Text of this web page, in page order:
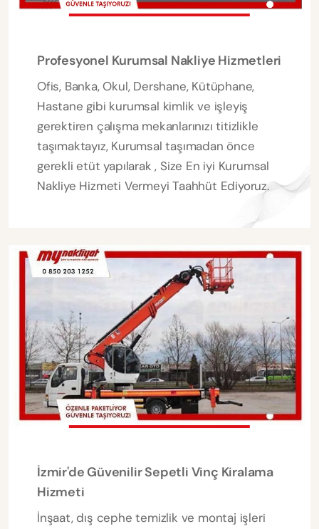
Profesyonel Kurumsal Nakliye Hizmetleri
Ofis, Banka, Okul, Dershane, Kütüphane,
Hastane gibi kurumsal kimlik ve işleyiş
gerektiren çalışma mekanlarınızı titizlikle
taşımaktayız, Kurumsal taşımadan önce
gerekli etüt yapılarak , Size En iyi Kurumsal
Nakliye Hizmeti Vermeyi Taahhüt Ediyoruz.
İzmir'de Güvenilir Sepetli Vinç Kiralama
Hizmeti
İnşaat, dış cephe temizlik ve montaj işleri